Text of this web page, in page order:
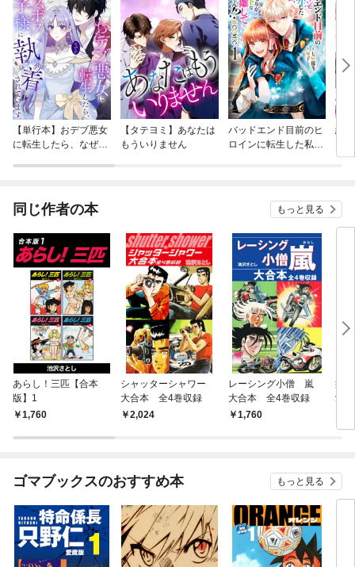
【単行本】おデブ悪女
に転生したら、なぜか
【タテヨミ】あなたは
もういりません
バッドエンド目前のヒ
ロインに転生した私、
結
同じ作者の本 もっと見る
あらし！三匹【合本
版】1
1,760
シャッターシャワー
大合本 全4巻収録
2,024
レーシング小僧 嵐
大合本 全4巻収録
1,760
痛
愛
ゴマブックスのおすすめ本 もっと見る